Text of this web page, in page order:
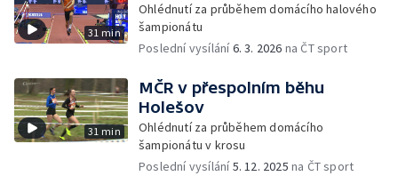
31 min
Ohlédnutí za průběhem domácího halového
šampionátu
Poslední vysílání6. 3. 2026 na ČT sport
31 min
MČR v přespolním běhu
Holešov
Ohlédnutí za průběhem domácího
šampionátu v krosu
Poslední vysílání5. 12. 2025 na ČT sport